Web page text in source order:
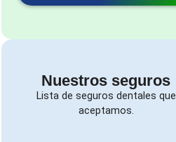
Nuestros seguros
Lista de seguros dentales que
aceptamos.